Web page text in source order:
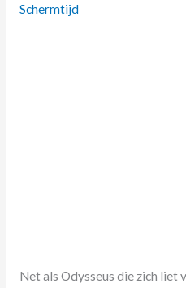
Schermtijd
Net als Odysseus die zich liet
verleidingen